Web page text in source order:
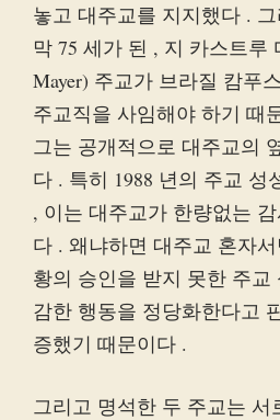
놓고 대주교를 지지했다 .
막 75 세가 된 , 지 카스트루
Mayer) 주교가 브라질 캄푸
주교직을 사임해야 하기 때
그는 공개적으로 대주교의
다 . 특히 1988 년의 주교 성
, 이는 대주교가 한량없는
다 . 왜냐하면 대주교 혼자
황의 승인을 받지 못한 주
감한 행동을 정당화한다고
증했기 때문이다 .
그리고 명석한 두 주교는 서